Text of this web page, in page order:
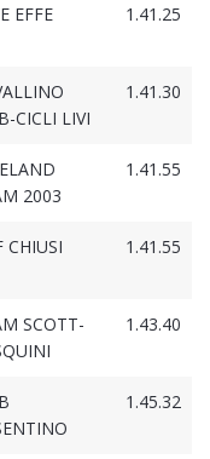
EFFE 1.41.25
CICLI LIVI
1.41.30
2003
1.41.55
CHIUSI 1.41.55
SCOTT-
1.43.40
1.45.32